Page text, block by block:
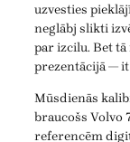
uzvesties
neglābj slikti
par izcilu. Bet
prezentācijā —
Mūsdienās
braucošs Volvo
referencēm